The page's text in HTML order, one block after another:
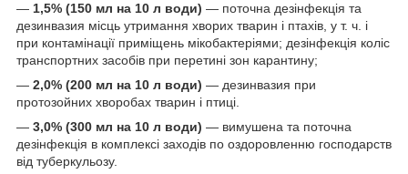
— 1,5% (150 мл на 10 л води) — поточна дезінфекція та
дезинвазия місць утримання хворих тварин і птахів, у т. ч. і
при контамінації приміщень мікобактеріями; дезінфекція коліс
транспортних засобів при перетині зон карантину;
— 2,0% (200 мл на 10 л води) — дезинвазия при
протозойних хворобах тварин і птиці.
— 3,0% (300 мл на 10 л води) — вимушена та поточна
дезінфекція в комплексі заходів по оздоровленню господарств
від туберкульозу.